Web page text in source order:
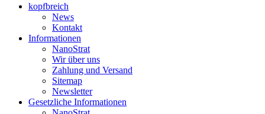
kopfbreich
News
Kontakt
Informationen
NanoStrat
Wir über uns
Zahlung und Versand
Sitemap
Newsletter
Gesetzliche Informationen